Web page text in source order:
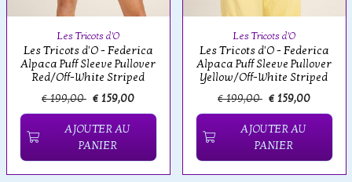
Les Tricots d'O
Les Tricots d'O - Federica
Alpaca Puff Sleeve Pullover
Red/Off-White Striped
€ 199,00 € 159,00
AJOUTER AU
PANIER
Les Tricots d'O
Les Tricots d'O - Federica
Alpaca Puff Sleeve Pullover
Yellow/Off-White Striped
€ 199,00 € 159,00
AJOUTER AU
PANIER